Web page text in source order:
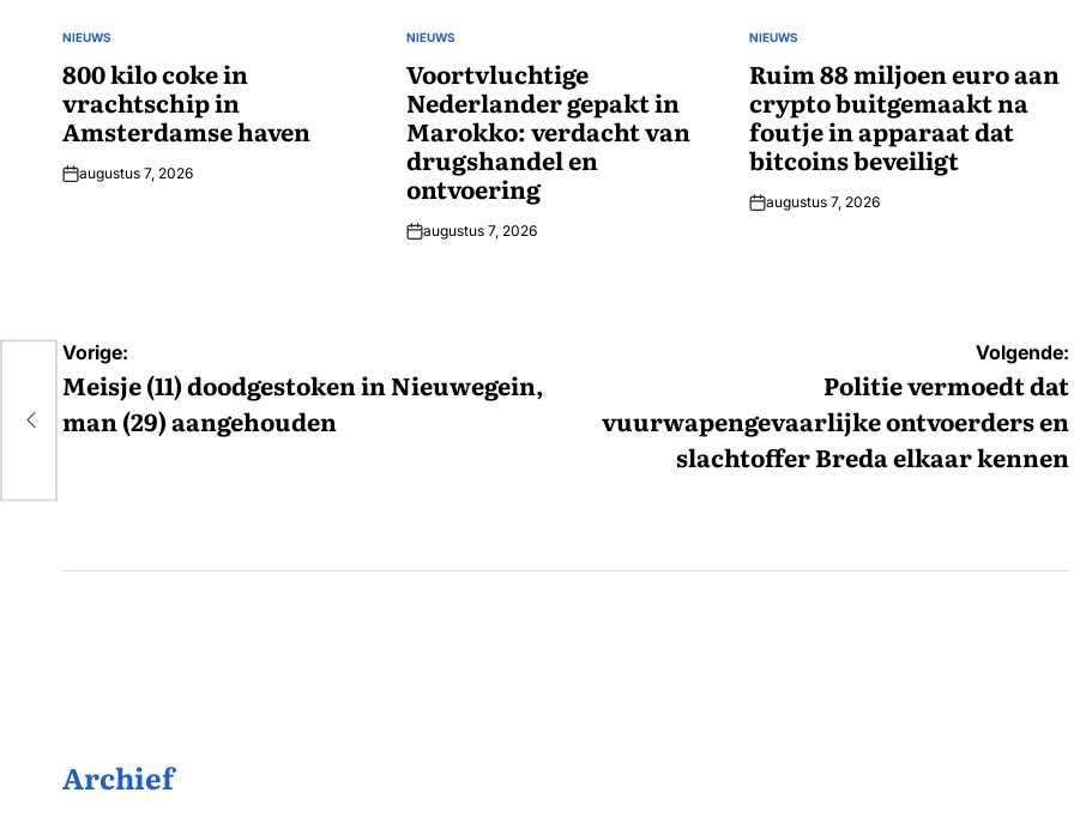
GEPLAATST
NIEUWS
800 kilo coke in
vrachtschip in
Amsterdamse haven
augustus 7, 2026
GEPLAATST
NIEUWS
Voortvluchtige
Nederlander gepakt in
Marokko: verdacht van
drugshandel en
ontvoering
augustus 7, 2026
GEPLAATST
NIEUWS
Ruim 88 miljoen euro aan
crypto buitgemaakt na
foutje in apparaat dat
bitcoins beveiligt
augustus 7, 2026
Bericht
navigatie
Vorige:
Meisje (11) doodgestoken in Nieuwegein,
man (29) aangehouden
Volgende:
Politie vermoedt dat
vuurwapengevaarlijke ontvoerders en
slachtoffer Breda elkaar kennen
Archief